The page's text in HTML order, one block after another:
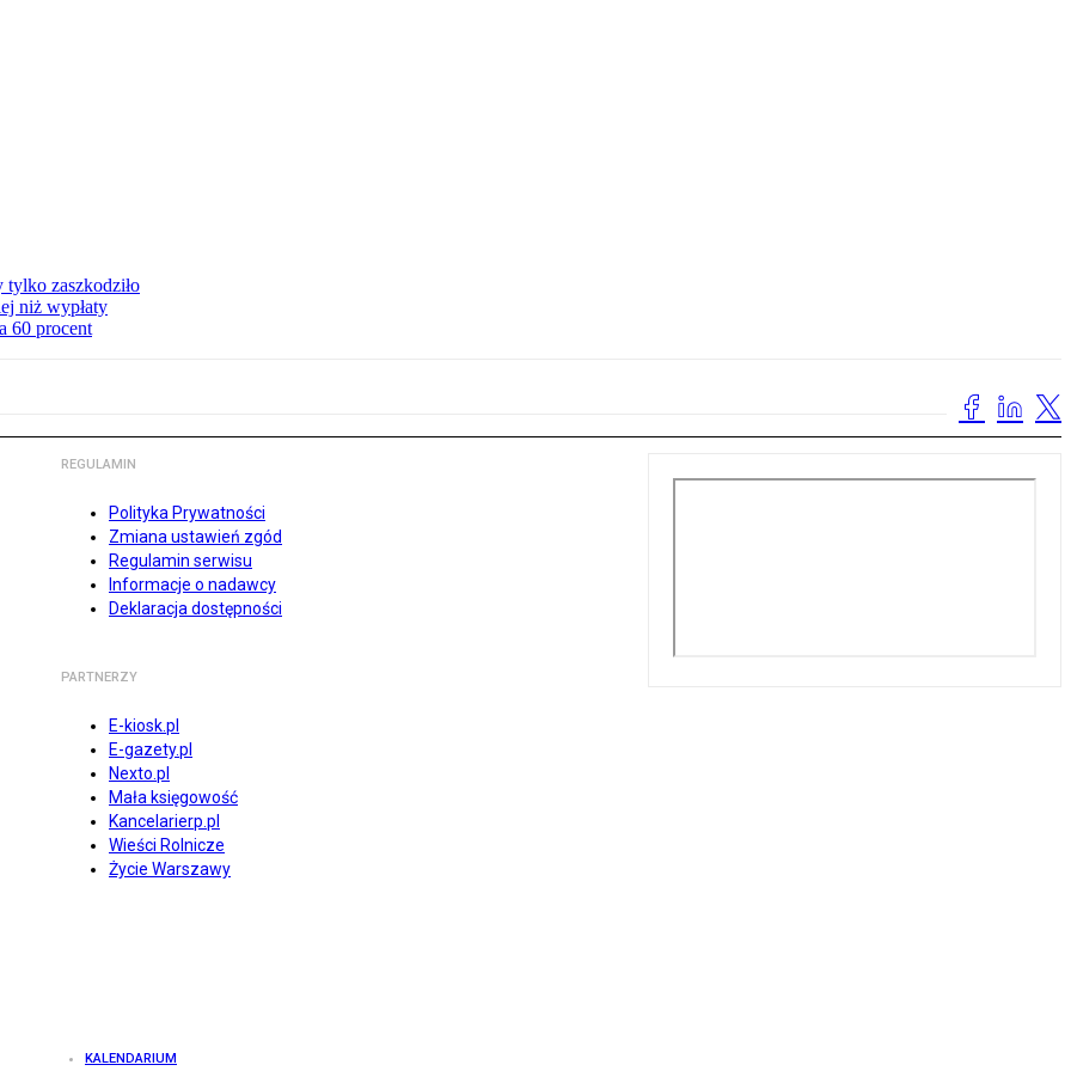
tylko zaszkodziło
niż wypłaty
60 procent
REGULAMIN
Polityka Prywatności
Zmiana ustawień zgód
Regulamin serwisu
Informacje o nadawcy
Deklaracja dostępności
PARTNERZY
E-kiosk.pl
E-gazety.pl
Nexto.pl
Mała księgowość
Kancelarierp.pl
Wieści Rolnicze
Życie Warszawy
KALENDARIUM